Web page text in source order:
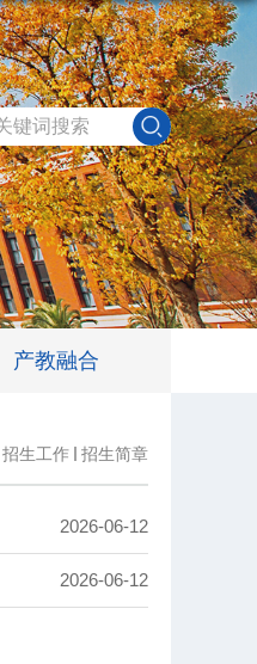
产教融合
招生工作 招生简章
2026-06-12
2026-06-12